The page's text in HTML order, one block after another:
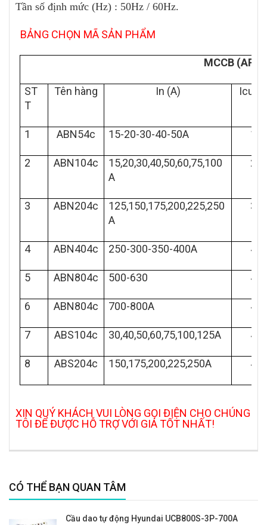
Tần số định mức (Hz) : 50Hz / 60Hz.
BẢNG CHỌN MÃ SẢN PHẨM
MCCB
ST
T
Tên hàng In (A)
1 ABN54c 15-20-30-40-50A 18
2 ABN104c
15,20,30,40,50,60,75,100
A
22
3 ABN204c
125,150,175,200,225,250
A
30
4 ABN404c 250-300-350-400A 42
5 ABN804c 500-630 45
6 ABN804c 700-800A 45
7 ABS104c 30,40,50,60,75,100,125A 42
8 ABS204c 150,175,200,225,250A 42
XIN QUÝ KHÁCH VUI LÒNG GỌI ĐIỆN CHO CHÚNG
TÔI ĐỂ ĐƯỢC HỖ TRỢ VỚI GIÁ TỐT NHẤT!
CÓ THỂ BẠN QUAN TÂM
Cầu dao tự động Hyundai UCB800S-3P-700A